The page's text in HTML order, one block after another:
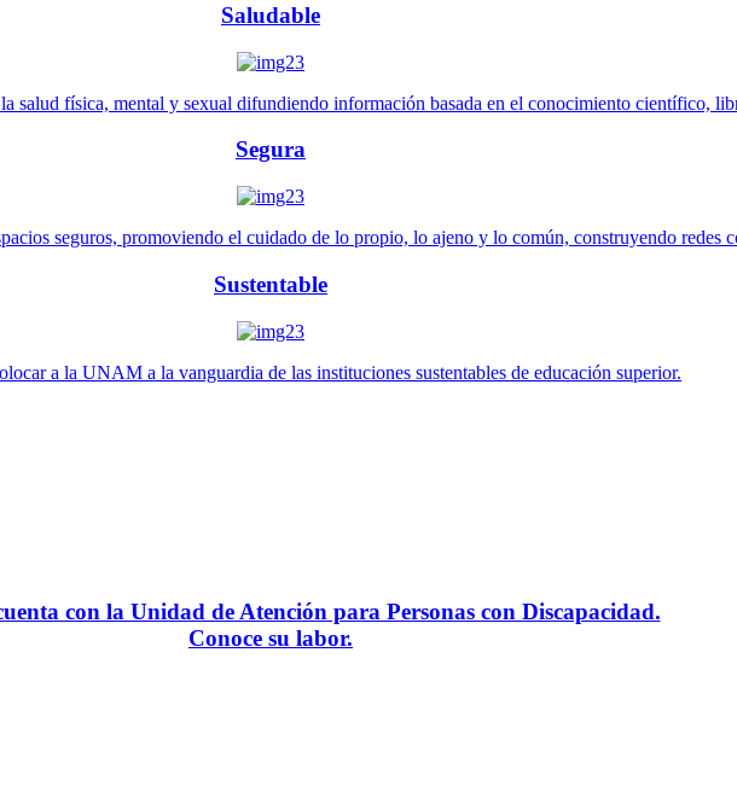
Saludable
salud física, mental y sexual difundiendo información basada en el conocimiento científico,
Segura
seguros, promoviendo el cuidado de lo propio, lo ajeno y lo común, construyendo redes
Sustentable
a la UNAM a la vanguardia de las instituciones sustentables de educación superior.
con la Unidad de Atención para Personas con Discapacidad.
Conoce su labor.